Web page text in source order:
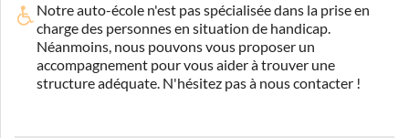
Notre auto-école n'est pas spécialisée dans la prise en
charge des personnes en situation de handicap.
Néanmoins, nous pouvons vous proposer un
accompagnement pour vous aider à trouver une
structure adéquate. N'hésitez pas à nous contacter !